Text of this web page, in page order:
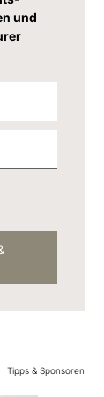
und
Tipps & Sponsoren